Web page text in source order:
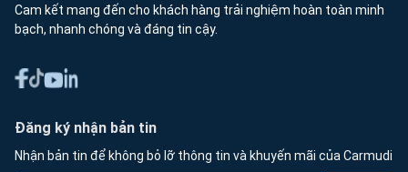
Cam kết mang đến cho khách hàng trải nghiệm hoàn toàn minh
bạch, nhanh chóng và đáng tin cậy.
Đăng ký nhận bản tin
Nhận bản tin để không bỏ lỡ thông tin và khuyến mãi của Carmudi